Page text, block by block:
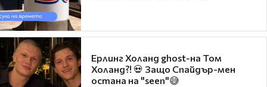
Ерлинг Холанд ghost-на Том
Холанд?! 💀 Защо Спайдър-мен
остана на "seen"😅